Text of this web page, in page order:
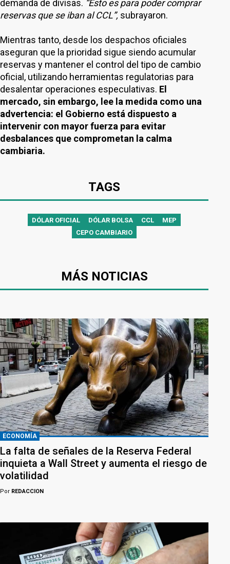
demanda de divisas. “Esto es para poder comprar
reservas que se iban al CCL”, subrayaron.
Mientras tanto, desde los despachos oficiales
aseguran que la prioridad sigue siendo acumular
reservas y mantener el control del tipo de cambio
oficial, utilizando herramientas regulatorias para
desalentar operaciones especulativas. El
mercado, sin embargo, lee la medida como una
advertencia: el Gobierno está dispuesto a
intervenir con mayor fuerza para evitar
desbalances que comprometan la calma
cambiaria.
TAGS
DÓLAR OFICIAL DÓLAR BOLSA CCL
MEP
CEPO CAMBIARIO
MÁS NOTICIAS
ECONOMÍA
La falta de señales de la Reserva Federal
inquieta a Wall Street y aumenta el riesgo de
volatilidad
Por REDACCION